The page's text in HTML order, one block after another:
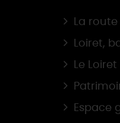
La route
Loiret,
Le
Espace